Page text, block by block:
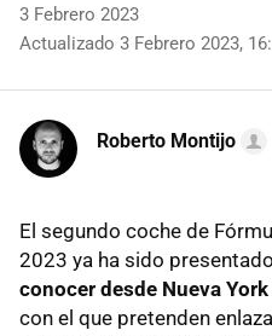
3 Febrero 2023
Actualizado 3 Febrero 2023,
Roberto Montijo
El segundo coche de
2023 ya ha sido
conocer desde Nueva
con el que pretenden